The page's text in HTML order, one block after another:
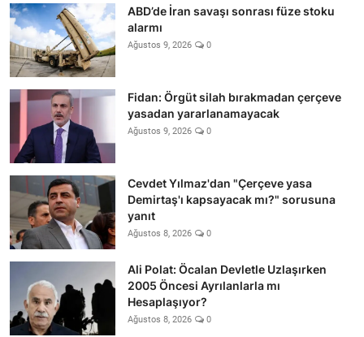
ABD’de İran savaşı sonrası füze stoku
alarmı
Ağustos 9, 2026 0
Fidan: Örgüt silah bırakmadan çerçeve
yasadan yararlanamayacak
Ağustos 9, 2026 0
Cevdet Yılmaz'dan "Çerçeve yasa
Demirtaş'ı kapsayacak mı?" sorusuna
yanıt
Ağustos 8, 2026 0
Ali Polat: Öcalan Devletle Uzlaşırken
2005 Öncesi Ayrılanlarla mı
Hesaplaşıyor?
Ağustos 8, 2026 0